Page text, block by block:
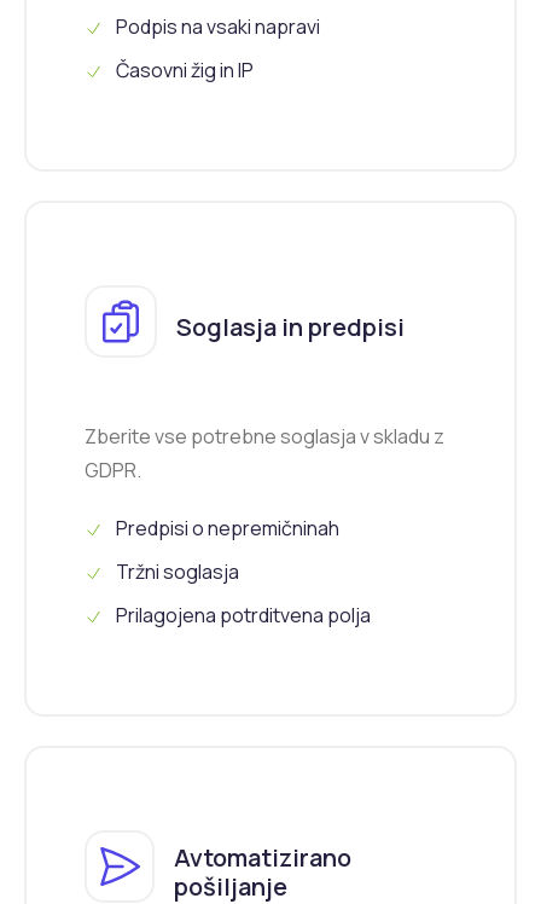
Podpis na vsaki napravi
Časovni žig in IP
Soglasja in predpisi
Zberite vse potrebne soglasja v skladu z
GDPR.
Predpisi o nepremičninah
Tržni soglasja
Prilagojena potrditvena polja
Avtomatizirano
pošiljanje